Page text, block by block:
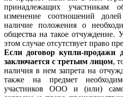
принадлежащих участникам
изменение соотношений
наличие положения о
общества на такое
этом случае отсутствует право
Если договор купли-продажи
заключается с третьим лицом,
наличия в нем запрета на
также на предмет
участников ООО и (или)